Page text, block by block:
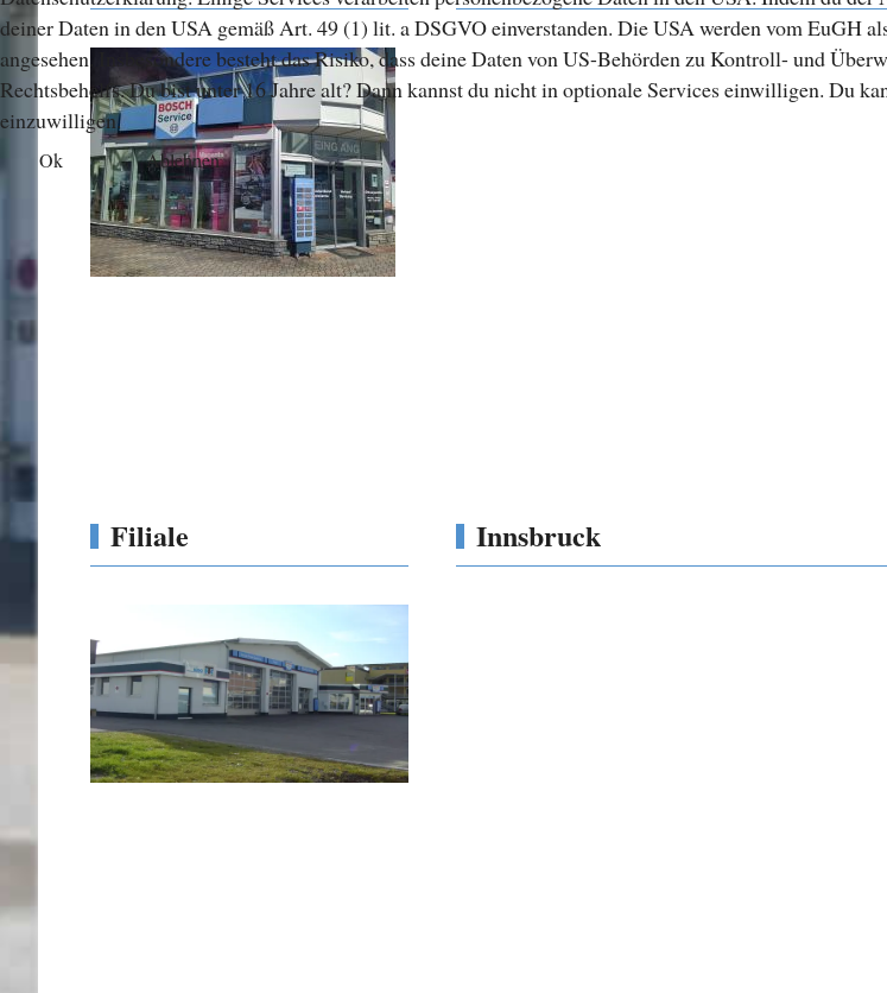
Filiale Innsbruck
deiner Daten in den USA gemäß Art. 49 (1) lit. a DSGVO einverstanden. Die USA werden vom EuGH
angesehen. Insbesondere besteht das Risiko, dass deine Daten von US-Behörden zu Kontroll- und
Rechtsbehelfs. Du bist unter 16 Jahre alt? Dann kannst du nicht in optionale Services einwilligen. Du
einzuwilligen.
Ok Ablehnen